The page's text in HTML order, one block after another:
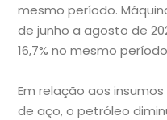
mesmo período.
de junho a agosto de
16,7% no mesmo
Em relação aos
de aço, o petróleo